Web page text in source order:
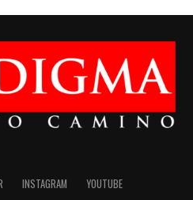
INSTAGRAM YOUTUBE